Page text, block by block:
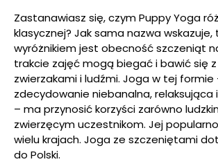
Zastanawiasz się, czym Puppy Yoga
klasycznej? Jak sama nazwa wskazuje,
wyróżnikiem jest obecność szczeniąt
trakcie zajęć mogą biegać i bawić się
zwierzakami i ludźmi. Joga w tej formie
zdecydowanie niebanalna, relaksująca
– ma przynosić korzyści zarówno
zwierzęcym uczestnikom. Jej
wielu krajach. Joga ze szczeniętami
do Polski.